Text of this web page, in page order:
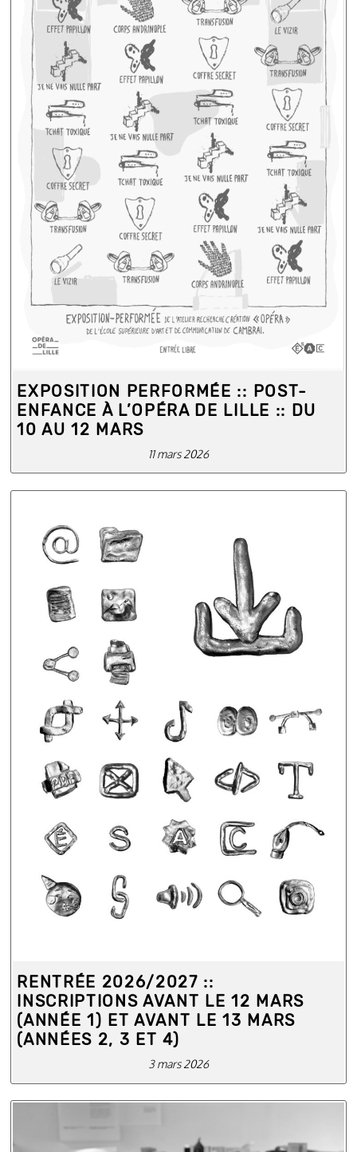
EXPOSITION PERFORMÉE :: POST-
ENFANCE À L’OPÉRA DE LILLE :: DU
10 AU 12 MARS
11 mars 2026
RENTRÉE 2026/2027 ::
INSCRIPTIONS AVANT LE 12 MARS
(ANNÉE 1) ET AVANT LE 13 MARS
(ANNÉES 2, 3 ET 4)
3 mars 2026